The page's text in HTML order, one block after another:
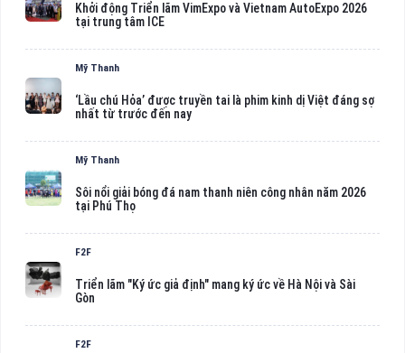
Khởi động Triển lãm VimExpo và Vietnam AutoExpo 2026
tại trung tâm ICE
Mỹ Thanh
‘Lầu chú Hỏa’ được truyền tai là phim kinh dị Việt đáng sợ
nhất từ trước đến nay
Mỹ Thanh
Sôi nổi giải bóng đá nam thanh niên công nhân năm 2026
tại Phú Thọ
F2F
Triển lãm "Ký ức giả định" mang ký ức về Hà Nội và Sài
Gòn
F2F